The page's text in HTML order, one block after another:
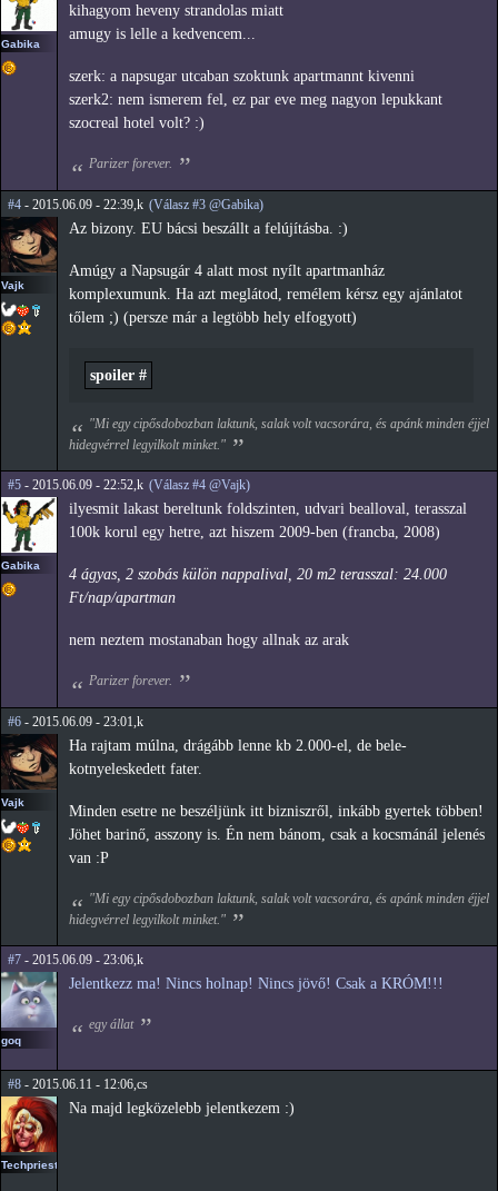
Gabika
kihagyom heveny strandolas miatt
amugy is lelle a kedvencem...
szerk: a napsugar utcaban szoktunk apartmannt kivenni
szerk2: nem ismerem fel, ez par eve meg nagyon lepukkant
szocreal hotel volt? :)
Parizer forever.
#4 - 2015.06.09 - 22:39,k (Válasz #3 @Gabika)
Vajk
Az bizony. EU bácsi beszállt a felújításba. :)
Amúgy a Napsugár 4 alatt most nyílt apartmanház
komplexumunk. Ha azt meglátod, remélem kérsz egy ajánlatot
tőlem ;) (persze már a legtöbb hely elfogyott)
spoiler #
"Mi egy cipősdobozban laktunk, salak volt vacsorára, és apánk minden éjjel
hidegvérrel legyilkolt minket."
#5 - 2015.06.09 - 22:52,k (Válasz #4 @Vajk)
Gabika
ilyesmit lakast bereltunk foldszinten, udvari bealloval, terasszal
100k korul egy hetre, azt hiszem 2009-ben (francba, 2008)
4 ágyas, 2 szobás külön nappalival, 20 m2 terasszal: 24.000
Ft/nap/apartman
nem neztem mostanaban hogy allnak az arak
Parizer forever.
#6 - 2015.06.09 - 23:01,k
Vajk
Ha rajtam múlna, drágább lenne kb 2.000-el, de bele-
kotnyeleskedett fater.
Minden esetre ne beszéljünk itt bizniszről, inkább gyertek többen!
Jöhet barinő, asszony is. Én nem bánom, csak a kocsmánál jelenés
van :P
"Mi egy cipősdobozban laktunk, salak volt vacsorára, és apánk minden éjjel
hidegvérrel legyilkolt minket."
#7 - 2015.06.09 - 23:06,k
goq
Jelentkezz ma! Nincs holnap! Nincs jövő! Csak a KRÓM!!!
egy állat
#8 - 2015.06.11 - 12:06,cs
Techpriest
Na majd legközelebb jelentkezem :)